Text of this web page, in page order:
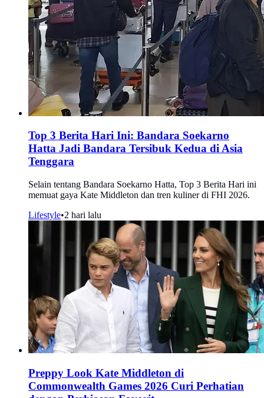
Top 3 Berita Hari Ini: Bandara Soekarno
Hatta Jadi Bandara Tersibuk Kedua di Asia
Tenggara
Selain tentang Bandara Soekarno Hatta, Top 3 Berita Hari ini
memuat gaya Kate Middleton dan tren kuliner di FHI 2026.
Lifestyle•2 hari lalu
Preppy Look Kate Middleton di
Commonwealth Games 2026 Curi Perhatian